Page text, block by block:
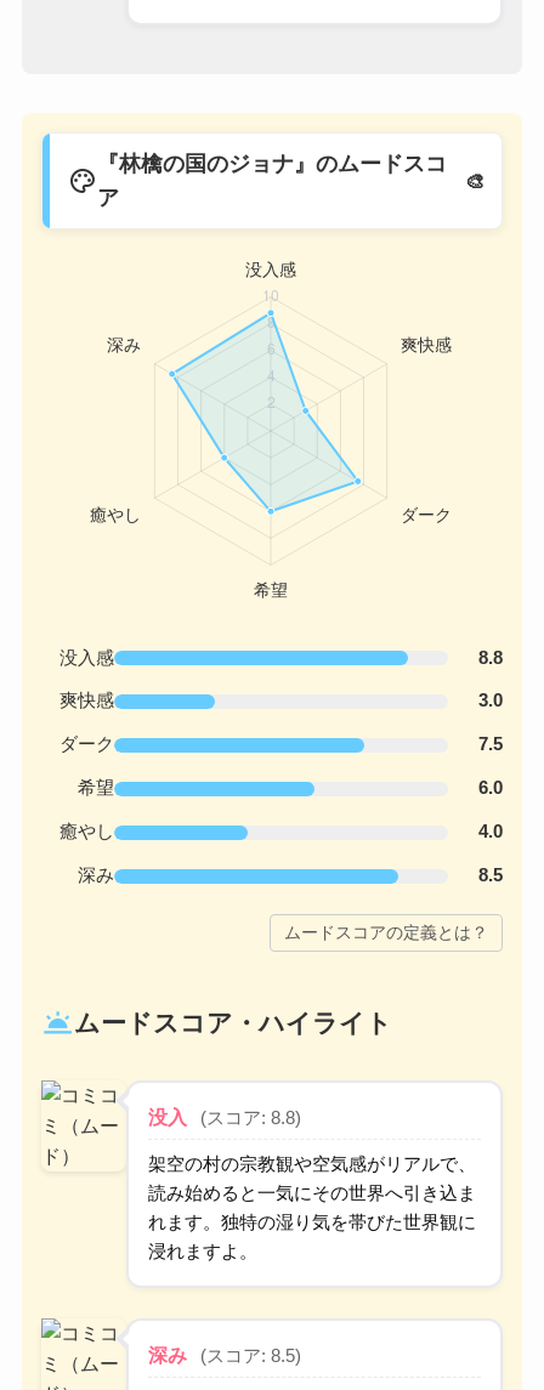
palette
『林檎の国のジョナ』のムードスコ
ア
没入感 8.8
爽快感 3.0
ダーク 7.5
希望 6.0
癒やし 4.0
深み 8.5
ムードスコアの定義とは？
wb_twilightムードスコア・ハイライト
没入 (スコア: 8.8)
架空の村の宗教観や空気感がリアルで、
読み始めると一気にその世界へ引き込ま
れます。独特の湿り気を帯びた世界観に
浸れますよ。
深み (スコア: 8.5)